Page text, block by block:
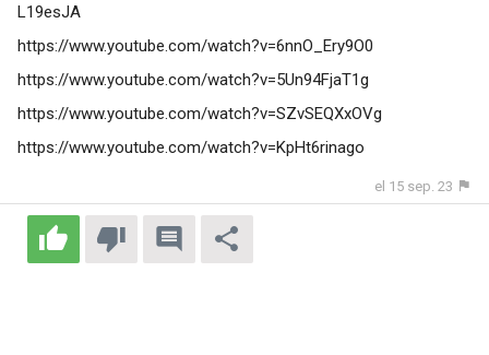
L19esJA
https://www.youtube.com/watch?v=6nnO_Ery9O0
https://www.youtube.com/watch?v=5Un94FjaT1g
https://www.youtube.com/watch?v=SZvSEQXxOVg
https://www.youtube.com/watch?v=KpHt6rinago
el 15 sep. 23